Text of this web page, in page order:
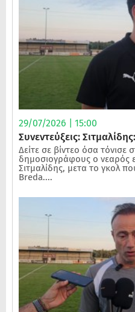
29/07/2026 | 15:00
Συνεντεύξεις:
Δείτε σε βίντεο όσα τόνισε
δημοσιογράφους ο νεαρός
Σιτμαλίδης, μετα το γκολ
Breda....